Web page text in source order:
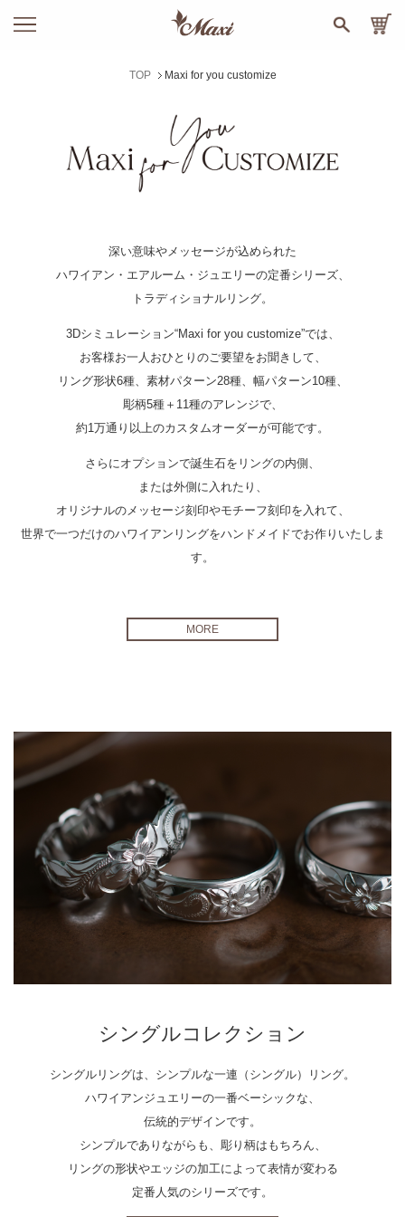
TOP Maxi for you customize
深い意味やメッセージが込められた
ハワイアン・エアルーム・ジュエリーの定番シリーズ、
トラディショナルリング。
3Dシミュレーション“Maxi for you customize”では、
お客様お一人おひとりのご要望をお聞きして、
リング形状6種、素材パターン28種、幅パターン10種、
彫柄5種＋11種のアレンジで、
約1万通り以上のカスタムオーダーが可能です。
さらにオプションで誕生石をリングの内側、
または外側に入れたり、
オリジナルのメッセージ刻印やモチーフ刻印を入れて、
世界で一つだけのハワイアンリングをハンドメイドでお作りいたしま
す。
MORE
シングルコレクション
シングルリングは、シンプルな一連（シングル）リング。
ハワイアンジュエリーの一番ベーシックな、
伝統的デザインです。
シンプルでありながらも、彫り柄はもちろん、
リングの形状やエッジの加工によって表情が変わる
定番人気のシリーズです。